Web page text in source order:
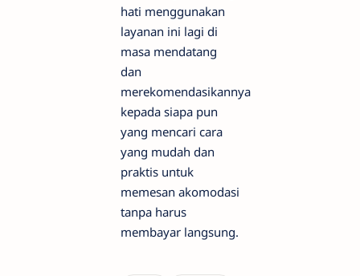
hati menggunakan
layanan ini lagi di
masa mendatang
dan
merekomendasikannya
kepada siapa pun
yang mencari cara
yang mudah dan
praktis untuk
memesan akomodasi
tanpa harus
membayar langsung.